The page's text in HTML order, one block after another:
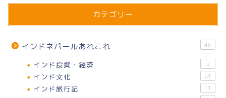
カテゴリー
インドネパールあれこれ 46
インド投資・経済 2
インド文化 21
インド旅行記 11